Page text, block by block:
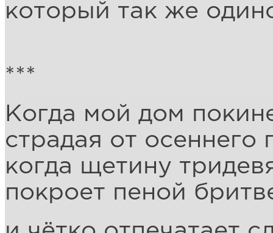
который так же
***
Когда мой дом
страдая от осеннего
когда щетину
покроет пеной